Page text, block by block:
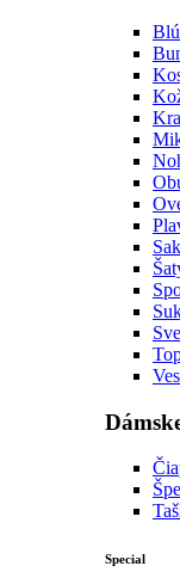
Special